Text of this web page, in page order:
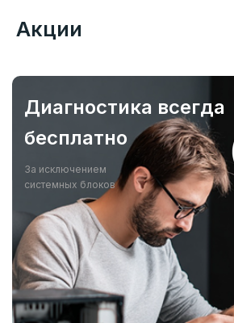
Акции
Диагностика всегда
бесплатно
За исключением
системных блоков